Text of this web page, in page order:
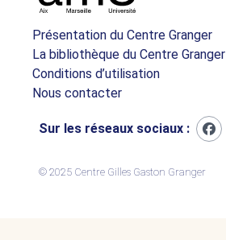
Présentation du Centre Granger
La bibliothèque du Centre Granger
Conditions d’utilisation
Nous contacter
Sur les réseaux sociaux :
© 2025 Centre Gilles Gaston Granger